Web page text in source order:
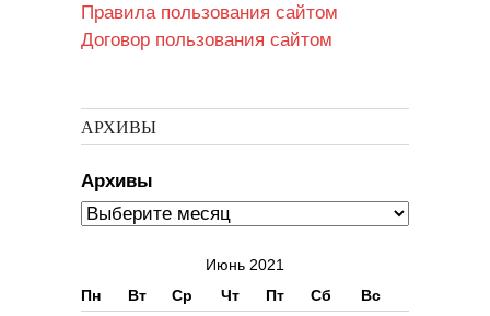
Правила пользования сайтом
Договор пользования сайтом
АРХИВЫ
Архивы
Июнь 2021
Пн
Вт Ср Чт Пт Сб Вс